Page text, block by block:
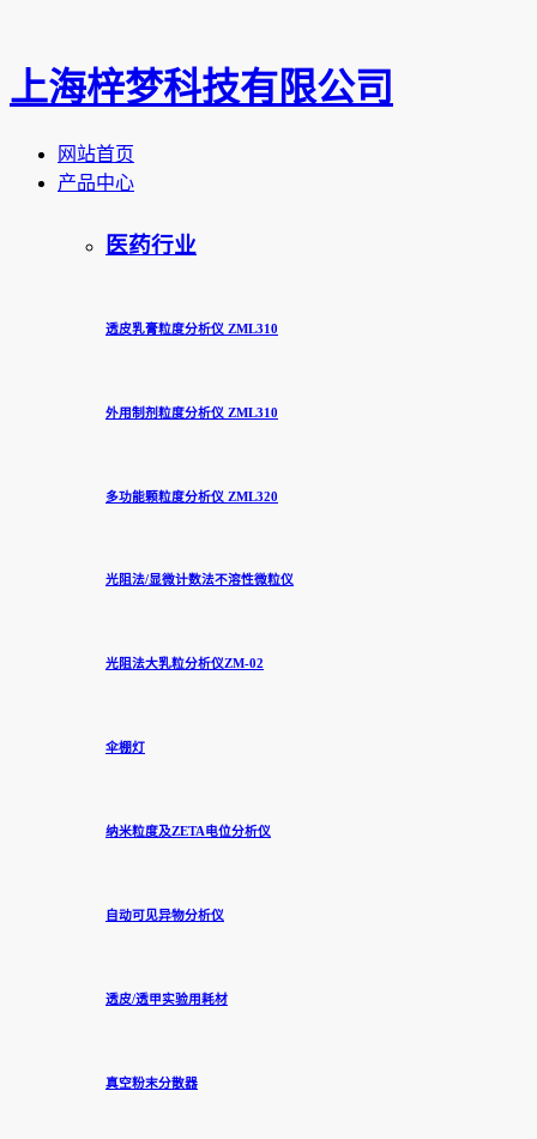
上海梓梦科技有限公司
网站首页
产品中心
医药行业
透皮乳膏粒度分析仪 ZML310
外用制剂粒度分析仪 ZML310
多功能颗粒度分析仪 ZML320
光阻法/显微计数法不溶性微粒仪
光阻法大乳粒分析仪ZM-02
伞棚灯
纳米粒度及ZETA电位分析仪
自动可见异物分析仪
透皮/透甲实验用耗材
真空粉末分散器